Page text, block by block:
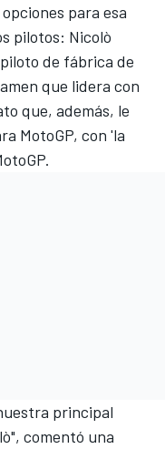
para esa
pilotos: Nicolò
de fábrica de
que lidera con
que, además, le
MotoGP, con 'la
principal
comentó una